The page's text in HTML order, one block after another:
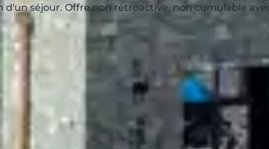
d'un séjour. Offre non rétroactive, non cumulable